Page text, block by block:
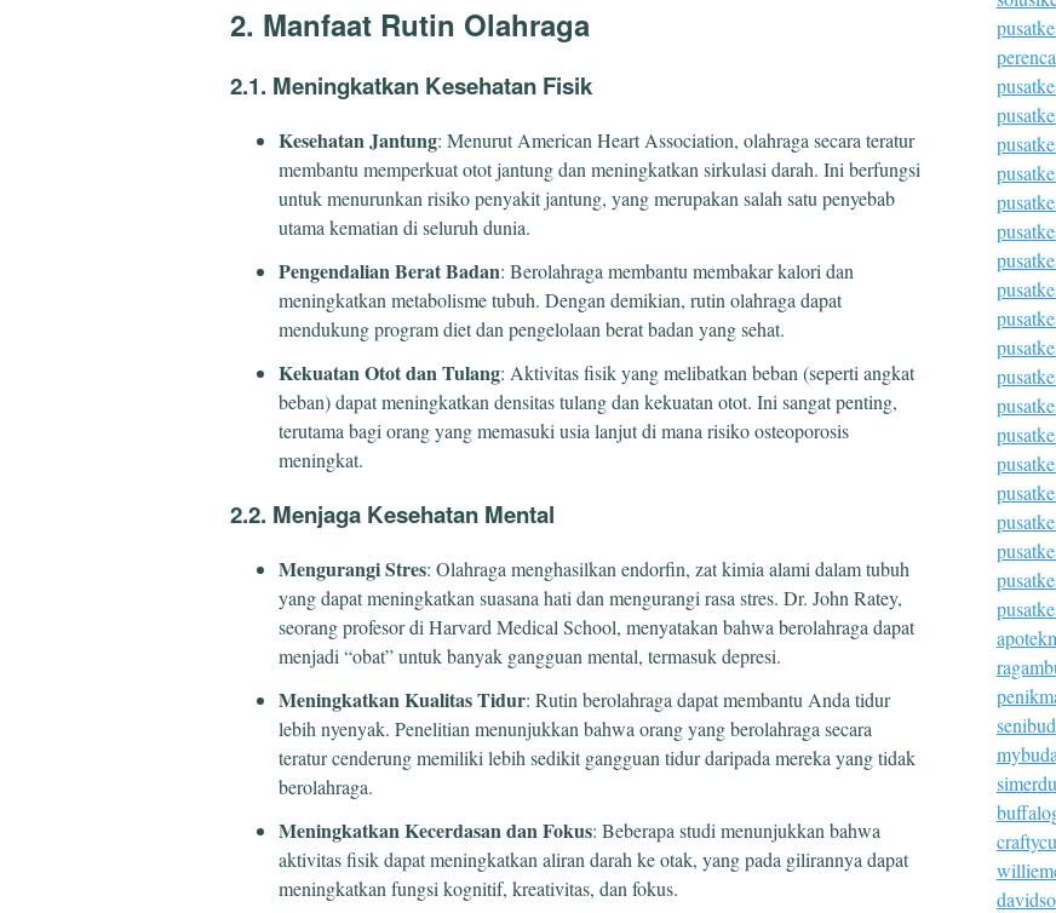
2. Manfaat Rutin Olahraga
2.1. Meningkatkan Kesehatan Fisik
Kesehatan Jantung: Menurut American Heart Association, olahraga secara teratur
membantu memperkuat otot jantung dan meningkatkan sirkulasi darah. Ini berfungsi
untuk menurunkan risiko penyakit jantung, yang merupakan salah satu penyebab
utama kematian di seluruh dunia.
Pengendalian Berat Badan: Berolahraga membantu membakar kalori dan
meningkatkan metabolisme tubuh. Dengan demikian, rutin olahraga dapat
mendukung program diet dan pengelolaan berat badan yang sehat.
Kekuatan Otot dan Tulang: Aktivitas fisik yang melibatkan beban (seperti angkat
beban) dapat meningkatkan densitas tulang dan kekuatan otot. Ini sangat penting,
terutama bagi orang yang memasuki usia lanjut di mana risiko osteoporosis
meningkat.
2.2. Menjaga Kesehatan Mental
Mengurangi Stres: Olahraga menghasilkan endorfin, zat kimia alami dalam tubuh
yang dapat meningkatkan suasana hati dan mengurangi rasa stres. Dr. John Ratey,
seorang profesor di Harvard Medical School, menyatakan bahwa berolahraga dapat
menjadi “obat” untuk banyak gangguan mental, termasuk depresi.
Meningkatkan Kualitas Tidur: Rutin berolahraga dapat membantu Anda tidur
lebih nyenyak. Penelitian menunjukkan bahwa orang yang berolahraga secara
teratur cenderung memiliki lebih sedikit gangguan tidur daripada mereka yang tidak
berolahraga.
Meningkatkan Kecerdasan dan Fokus: Beberapa studi menunjukkan bahwa
aktivitas fisik dapat meningkatkan aliran darah ke otak, yang pada gilirannya dapat
meningkatkan fungsi kognitif, kreativitas, dan fokus.